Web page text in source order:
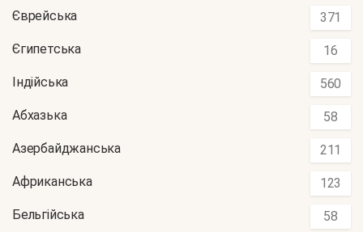
Єврейська 371
Єгипетська 16
Індійська 560
Абхазька 58
Азербайджанська 211
Африканська 123
Бельгійська 58